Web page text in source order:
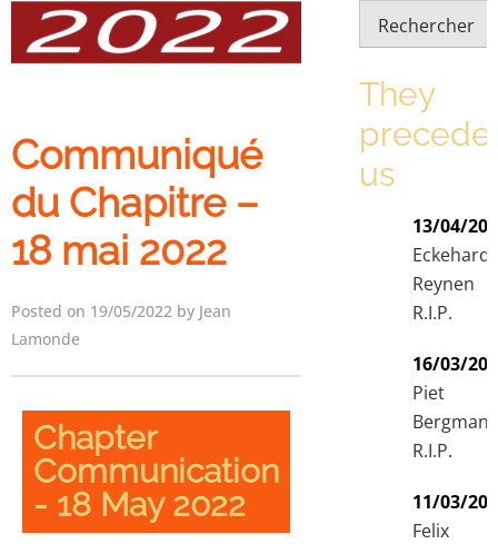
Communiqué
du Chapitre –
18 mai 2022
Posted on 19/05/2022 by Jean
Lamonde
Chapter
Communication
- 18 May 2022
Rechercher
They
us
13/04/
Eckehard
Reynen
R.I.P.
16/03/
Piet
R.I.P.
11/03/
Felix